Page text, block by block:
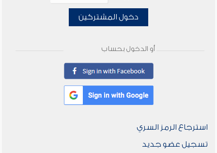
دخول المشتركين
أو الدخول بحساب
استرجاع الرمز السري
تسجيل عضو جديد